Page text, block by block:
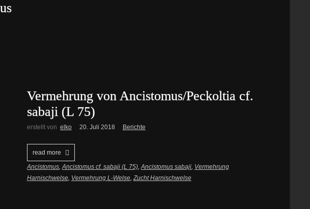
Vermehrung von Ancistomus/Peckoltia cf.
sabaji (L 75)
erstellt von elko 20. Juli 2018 Berichte
read more
Ancistomus,Ancistomus cf. sabaji (L 75),Ancistomus sabaji, Vermehrung
Harnischwelse, Vermehrung L-Welse,Zucht Harnischwelse